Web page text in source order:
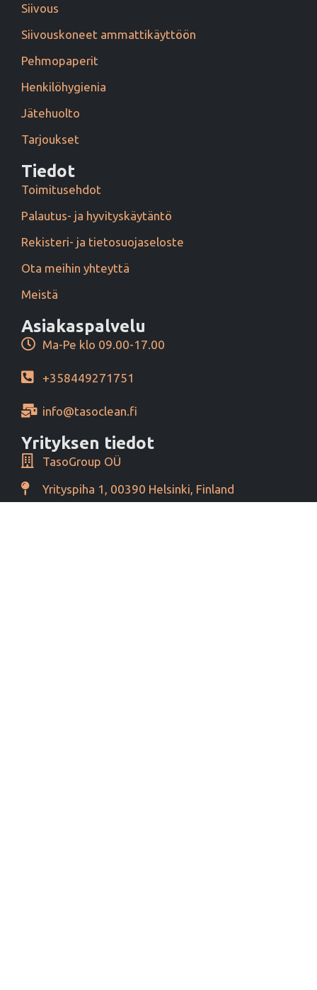
Siivous
Siivouskoneet ammattikäyttöön
Pehmopaperit
Henkilöhygienia
Jätehuolto
Tarjoukset
Tiedot
Toimitusehdot
Palautus- ja hyvityskäytäntö
Rekisteri- ja tietosuojaseloste
Ota meihin yhteyttä
Meistä
Asiakaspalvelu
Ma-Pe klo 09.00-17.00
+358449271751
info@tasoclean.fi
Yrityksen tiedot
TasoGroup OÜ
Yrityspiha 1, 00390 Helsinki, Finland